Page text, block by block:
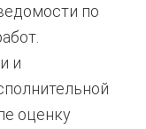
по
и
оценку